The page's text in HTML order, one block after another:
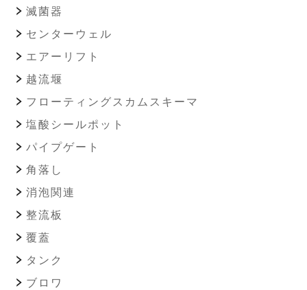
滅菌器
センターウェル
エアーリフト
越流堰
フローティングスカムスキーマ
塩酸シールポット
パイプゲート
角落し
消泡関連
整流板
覆蓋
タンク
ブロワ